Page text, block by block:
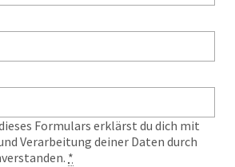
Formulars erklärst du dich mit
Verarbeitung deiner Daten durch
*